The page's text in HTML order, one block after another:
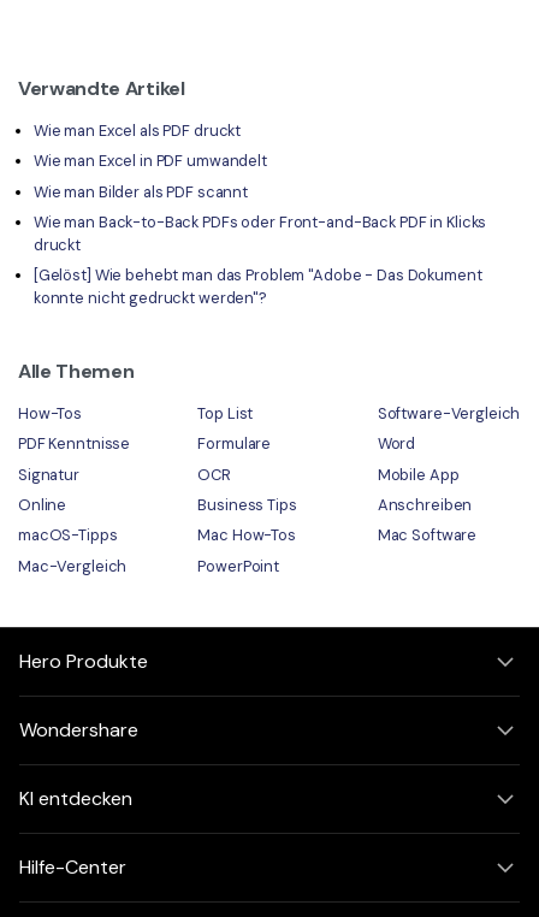
Verwandte Artikel
Wie man Excel als PDF druckt
Wie man Excel in PDF umwandelt
Wie man Bilder als PDF scannt
Wie man Back-to-Back PDFs oder Front-and-Back PDF in Klicks
druckt
[Gelöst] Wie behebt man das Problem "Adobe - Das Dokument
konnte nicht gedruckt werden"?
Alle Themen
How-Tos Top List
Software-Vergleich
PDF Kenntnisse
Formulare
Word
Signatur
OCR
Mobile App
Online
Business Tips
Anschreiben
macOS-Tipps
Mac How-Tos
Mac Software
Mac-Vergleich
PowerPoint
Hero Produkte
Wondershare
KI entdecken
Hilfe-Center